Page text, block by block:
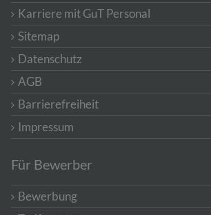
Karriere mit GuT Personal
Sitemap
Datenschutz
AGB
Barrierefreiheit
Impressum
Für Bewerber
Bewerbung